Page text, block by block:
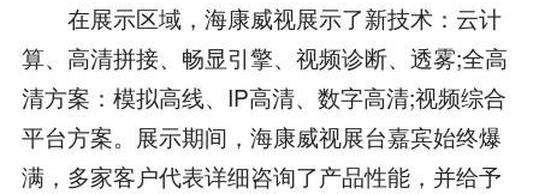
在展示区域，海康威视展示了新技术：云计
算、高清拼接、畅显引擎、视频诊断、透雾;全高
清方案：模拟高线、IP高清、数字高清;视频综合
平台方案。展示期间，海康威视展台嘉宾始终爆
满，多家客户代表详细咨询了产品性能，并给予